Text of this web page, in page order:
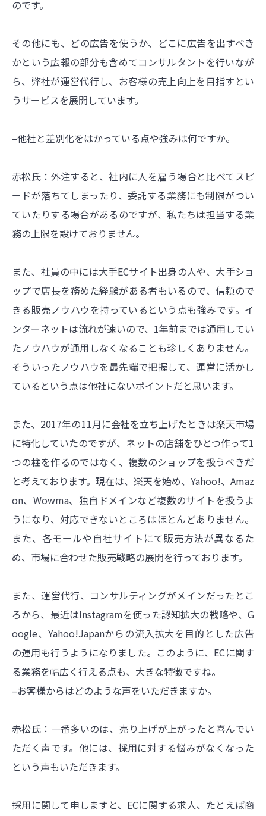
のです。
その他にも、どの広告を使うか、どこに広告を出すべき
かという広報の部分も含めてコンサルタントを行いなが
ら、弊社が運営代行し、お客様の売上向上を目指すとい
うサービスを展開しています。
–他社と差別化をはかっている点や強みは何ですか。
赤松氏：外注すると、社内に人を雇う場合と比べてスピ
ードが落ちてしまったり、委託する業務にも制限がつい
ていたりする場合があるのですが、私たちは担当する業
務の上限を設けておりません。
また、社員の中には大手ECサイト出身の人や、大手ショ
ップで店長を務めた経験がある者もいるので、信頼ので
きる販売ノウハウを持っているという点も強みです。イ
ンターネットは流れが速いので、1年前までは通用してい
たノウハウが通用しなくなることも珍しくありません。
そういったノウハウを最先端で把握して、運営に活かし
ているという点は他社にないポイントだと思います。
また、2017年の11月に会社を立ち上げたときは楽天市場
に特化していたのですが、ネットの店舗をひとつ作って1
つの柱を作るのではなく、複数のショップを扱うべきだ
と考えております。現在は、楽天を始め、Yahoo!、Amaz
on、Wowma、独自ドメインなど複数のサイトを扱うよ
うになり、対応できないところはほとんどありません。
また、各モールや自社サイトにて販売方法が異なるた
め、市場に合わせた販売戦略の展開を行っております。
また、運営代行、コンサルティングがメインだったとこ
ろから、最近はInstagramを使った認知拡大の戦略や、G
oogle、Yahoo!Japanからの流入拡大を目的とした広告
の運用も行うようになりました。このように、ECに関す
る業務を幅広く行える点も、大きな特徴ですね。
–お客様からはどのような声をいただきますか。
赤松氏：一番多いのは、売り上げが上がったと喜んでい
ただく声です。他には、採用に対する悩みがなくなった
という声もいただきます。
採用に関して申しますと、ECに関する求人、たとえば商